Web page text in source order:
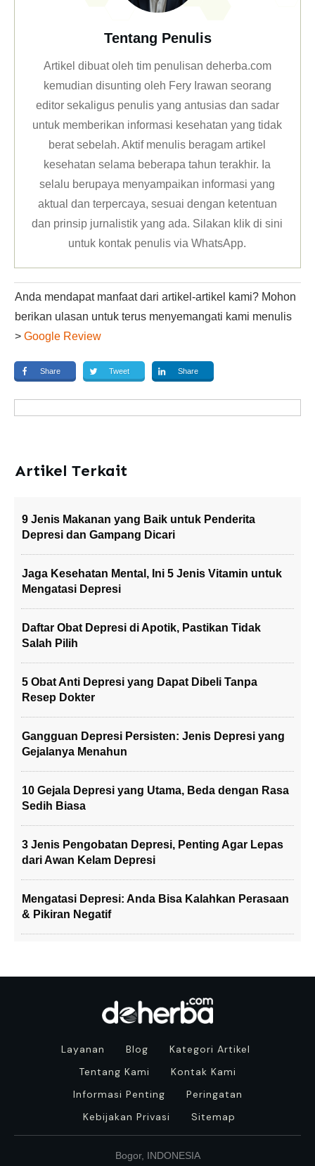
Tentang Penulis
Artikel dibuat oleh tim penulisan deherba.com
kemudian disunting oleh Fery Irawan seorang
editor sekaligus penulis yang antusias dan sadar
untuk memberikan informasi kesehatan yang tidak
berat sebelah. Aktif menulis beragam artikel
kesehatan selama beberapa tahun terakhir. Ia
selalu berupaya menyampaikan informasi yang
aktual dan terpercaya, sesuai dengan ketentuan
dan prinsip jurnalistik yang ada. Silakan klikdi sini
untuk kontak penulis via WhatsApp.
Anda mendapat manfaat dari artikel-artikel kami? Mohon
berikan ulasan untuk terus menyemangati kami menulis
> Google Review
Share Tweet Share
Artikel Terkait
9 Jenis Makanan yang Baik untuk Penderita
Depresi dan Gampang Dicari
Jaga Kesehatan Mental, Ini 5 Jenis Vitamin untuk
Mengatasi Depresi
Daftar Obat Depresi di Apotik, Pastikan Tidak
Salah Pilih
5 Obat Anti Depresi yang Dapat Dibeli Tanpa
Resep Dokter
Gangguan Depresi Persisten: Jenis Depresi yang
Gejalanya Menahun
10 Gejala Depresi yang Utama, Beda dengan Rasa
Sedih Biasa
3 Jenis Pengobatan Depresi, Penting Agar Lepas
dari Awan Kelam Depresi
Mengatasi Depresi: Anda Bisa Kalahkan Perasaan
& Pikiran Negatif
Layanan Blog
Kategori Artikel
Tentang Kami
Kontak Kami
Informasi Penting
Peringatan
Kebijakan Privasi
Sitemap
Bogor, INDONESIA